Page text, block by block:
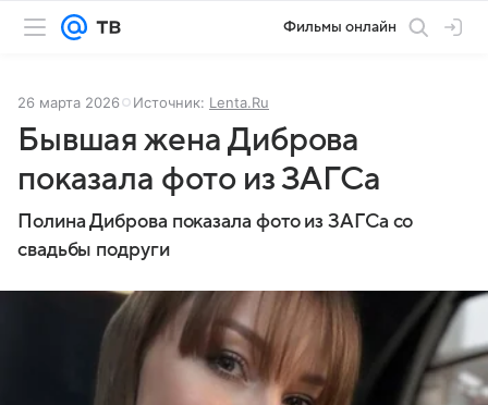
Фильмы онлайн
26 марта 2026 Источник: Lenta.Ru
Бывшая жена Диброва
показала фото из ЗАГСа
Полина Диброва показала фото из ЗАГСа со
свадьбы подруги